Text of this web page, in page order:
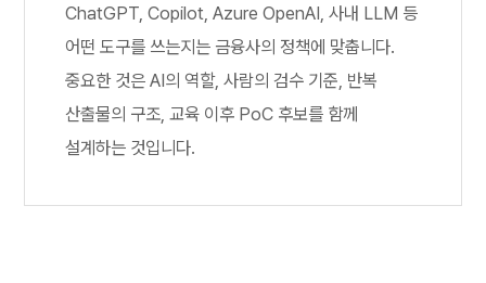
ChatGPT, Copilot, Azure OpenAI, 사내 LLM 등
어떤 도구를 쓰는지는 금융사의 정책에 맞춥니다.
중요한 것은 AI의 역할, 사람의 검수 기준, 반복
산출물의 구조, 교육 이후 PoC 후보를 함께
설계하는 것입니다.